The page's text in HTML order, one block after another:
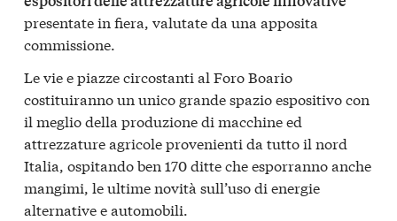
presentate in fiera, valutate da una apposita
commissione.
Le vie e piazze circostanti al Foro Boario
costituiranno un unico grande spazio espositivo con
il meglio della produzione di macchine ed
attrezzature agricole provenienti da tutto il nord
Italia, ospitando ben 170 ditte che esporranno anche
mangimi, le ultime novità sull’uso di energie
alternative e automobili.